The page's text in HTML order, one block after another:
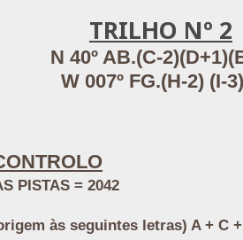
TRILHO Nº 2
N 40º AB.(C-
W 007º FG.(H-2) (I-
PISTAS = 2042
às seguintes letras) A + C